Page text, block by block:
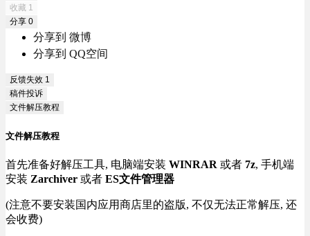
收藏 1
分享 0
分享到 微博
分享到 QQ空间
反馈失效 1
稿件投诉
文件解压教程
文件解压教程
首先准备好解压工具, 电脑端安装 WINRAR 或者 7z, 手机端
安装 Zarchiver 或者 ES文件管理器
(注意不要安装国内应用商店里的盗版, 不仅无法正常解压, 还
会收费)